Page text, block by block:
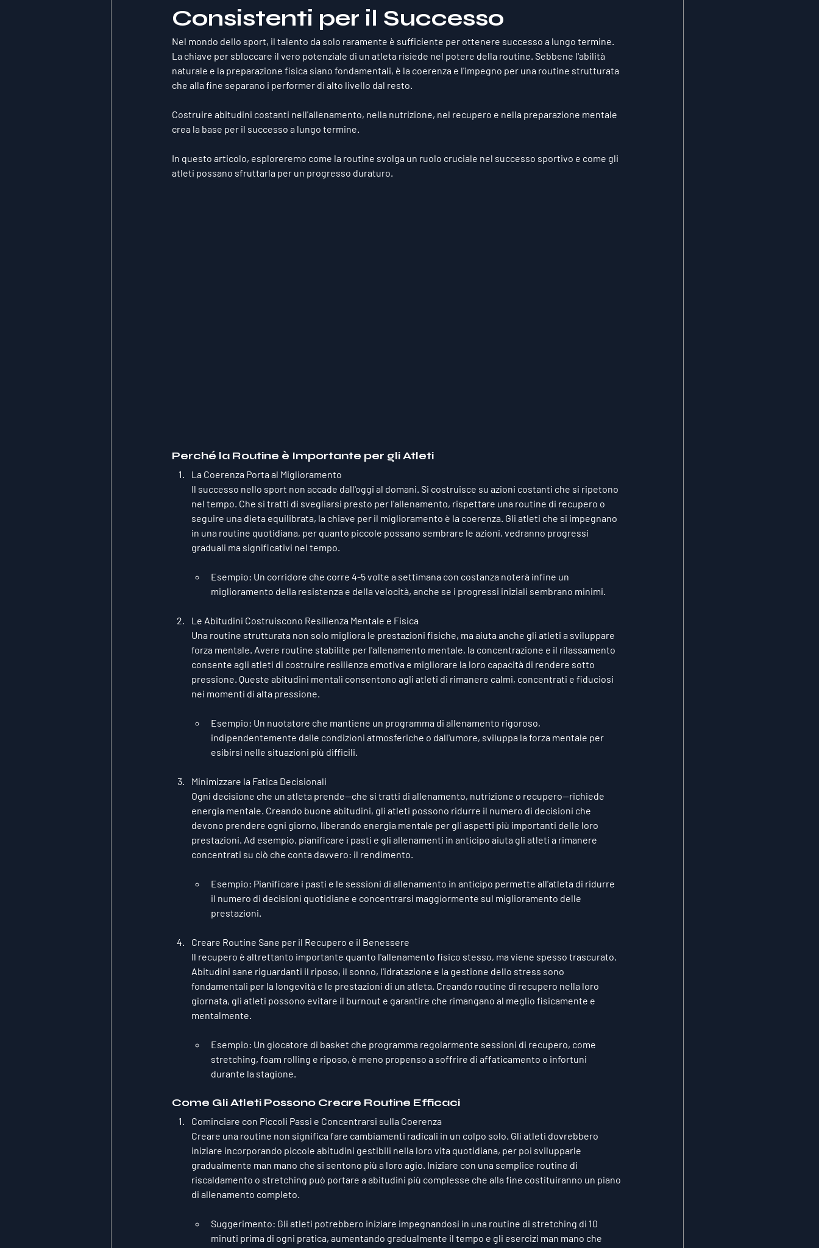
Consistenti per il Successo
Nel mondo dello sport, il talento da solo raramente è sufficiente per ottenere successo a lungo termine.
La chiave per sbloccare il vero potenziale di un atleta risiede nel potere della routine. Sebbene l'abilità
naturale e la preparazione fisica siano fondamentali, è la coerenza e l'impegno per una routine strutturata
che alla fine separano i performer di alto livello dal resto.
Costruire abitudini costanti nell'allenamento, nella nutrizione, nel recupero e nella preparazione mentale
crea la base per il successo a lungo termine.
In questo articolo, esploreremo come la routine svolga un ruolo cruciale nel successo sportivo e come gli
atleti possano sfruttarla per un progresso duraturo.
Perché la Routine è Importante per gli Atleti
La Coerenza Porta al Miglioramento
Il successo nello sport non accade dall'oggi al domani. Si costruisce su azioni costanti che si ripetono
nel tempo. Che si tratti di svegliarsi presto per l'allenamento, rispettare una routine di recupero o
seguire una dieta equilibrata, la chiave per il miglioramento è la coerenza. Gli atleti che si impegnano
in una routine quotidiana, per quanto piccole possano sembrare le azioni, vedranno progressi
graduali ma significativi nel tempo.
Esempio: Un corridore che corre 4-5 volte a settimana con costanza noterà infine un
miglioramento della resistenza e della velocità, anche se i progressi iniziali sembrano minimi.
Le Abitudini Costruiscono Resilienza Mentale e Fisica
Una routine strutturata non solo migliora le prestazioni fisiche, ma aiuta anche gli atleti a sviluppare
forza mentale. Avere routine stabilite per l'allenamento mentale, la concentrazione e il rilassamento
consente agli atleti di costruire resilienza emotiva e migliorare la loro capacità di rendere sotto
pressione. Queste abitudini mentali consentono agli atleti di rimanere calmi, concentrati e fiduciosi
nei momenti di alta pressione.
Esempio: Un nuotatore che mantiene un programma di allenamento rigoroso,
indipendentemente dalle condizioni atmosferiche o dall'umore, sviluppa la forza mentale per
esibirsi nelle situazioni più difficili.
Minimizzare la Fatica Decisionali
Ogni decisione che un atleta prende—che si tratti di allenamento, nutrizione o recupero—richiede
energia mentale. Creando buone abitudini, gli atleti possono ridurre il numero di decisioni che
devono prendere ogni giorno, liberando energia mentale per gli aspetti più importanti delle loro
prestazioni. Ad esempio, pianificare i pasti e gli allenamenti in anticipo aiuta gli atleti a rimanere
concentrati su ciò che conta davvero: il rendimento.
Esempio: Pianificare i pasti e le sessioni di allenamento in anticipo permette all'atleta di ridurre
il numero di decisioni quotidiane e concentrarsi maggiormente sul miglioramento delle
prestazioni.
Creare Routine Sane per il Recupero e il Benessere
Il recupero è altrettanto importante quanto l'allenamento fisico stesso, ma viene spesso trascurato.
Abitudini sane riguardanti il riposo, il sonno, l'idratazione e la gestione dello stress sono
fondamentali per la longevità e le prestazioni di un atleta. Creando routine di recupero nella loro
giornata, gli atleti possono evitare il burnout e garantire che rimangano al meglio fisicamente e
mentalmente.
Esempio: Un giocatore di basket che programma regolarmente sessioni di recupero, come
stretching, foam rolling e riposo, è meno propenso a soffrire di affaticamento o infortuni
durante la stagione.
Come Gli Atleti Possono Creare Routine Efficaci
Cominciare con Piccoli Passi e Concentrarsi sulla Coerenza
Creare una routine non significa fare cambiamenti radicali in un colpo solo. Gli atleti dovrebbero
iniziare incorporando piccole abitudini gestibili nella loro vita quotidiana, per poi svilupparle
gradualmente man mano che si sentono più a loro agio. Iniziare con una semplice routine di
riscaldamento o stretching può portare a abitudini più complesse che alla fine costituiranno un piano
di allenamento completo.
Suggerimento: Gli atleti potrebbero iniziare impegnandosi in una routine di stretching di 10
minuti prima di ogni pratica, aumentando gradualmente il tempo e gli esercizi man mano che